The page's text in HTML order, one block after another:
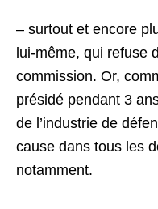
– surtout et encore
lui-même, qui refuse
commission. Or,
présidé pendant 3
de l’industrie de
cause dans tous les
notamment.